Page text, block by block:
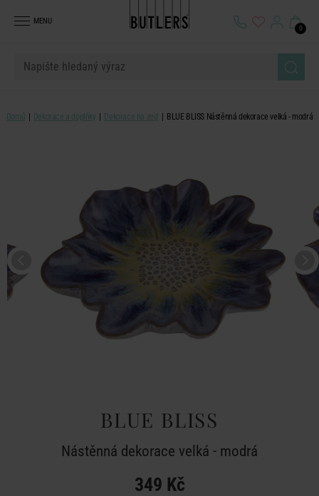
MENU
0
Domů Dekorace a doplňky Dekorace na zeď BLUE BLISS Nástěnná dekorace velká - modrá
BLUE BLISS
Nástěnná dekorace velká - modrá
349 Kč